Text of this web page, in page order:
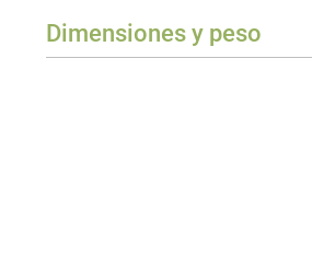
Clase de protección enchufe 1
Dimensiones y peso